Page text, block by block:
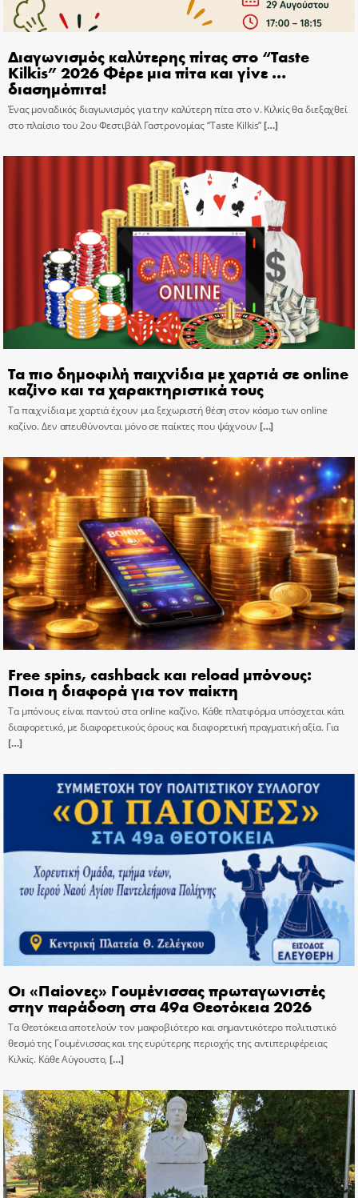
Διαγωνισμός καλύτερης πίτας στο “Taste
Kilkis” 2026 Φέρε μια πίτα και γίνε …
διασημόπιτα!
Ένας μοναδικός διαγωνισμός για την καλύτερη πίτα στο ν. Κιλκίς θα διεξαχθεί
στο πλαίσιο του 2ου Φεστιβάλ Γαστρονομίας “Taste Kilkis”[…]
Τα πιο δημοφιλή παιχνίδια με χαρτιά σε online
καζίνο και τα χαρακτηριστικά τους
Τα παιχνίδια με χαρτιά έχουν μια ξεχωριστή θέση στον κόσμο των online
καζίνο. Δεν απευθύνονται μόνο σε παίκτες που ψάχνουν […]
Free spins, cashback και reload μπόνους:
Ποια η διαφορά για τον παίκτη
Τα μπόνους είναι παντού στα online καζίνο. Κάθε πλατφόρμα υπόσχεται κάτι
διαφορετικό, με διαφορετικούς όρους και διαφορετική πραγματική αξία. Για
[…]
Οι «Παίονες» Γουμένισσας πρωταγωνιστές
στην παράδοση στα 49α Θεοτόκεια 2026
Τα Θεοτόκεια αποτελούν τον μακροβιότερο και σημαντικότερο πολιτιστικό
θεσμό της Γουμένισσας και της ευρύτερης περιοχής της αντιπεριφέρειας
Κιλκίς. Κάθε Αύγουστο, […]